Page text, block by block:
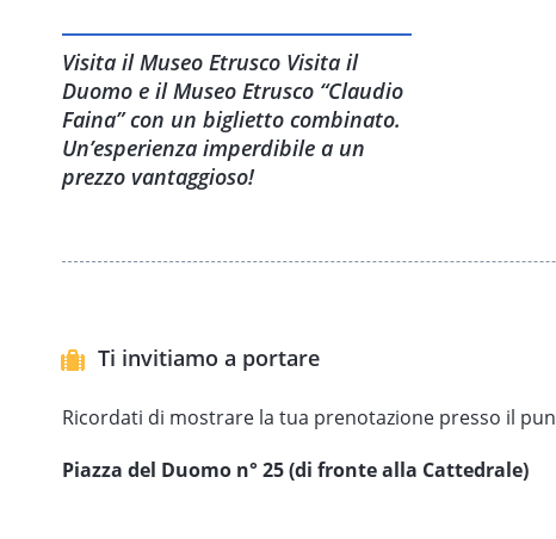
Per leaudioguide, scarica l'App "Opera del
Play
Visita il nostroSitoper tutte le altre informazioni:
Visita il Museo Etrusco Visita il
Duomo e il Museo Etrusco “Claudio
Faina” con un biglietto combinato.
Un’esperienza imperdibile a un
prezzo vantaggioso!
Ti invitiamo a portare
Ricordati di mostrare la tua prenotazione presso il
Piazza del Duomo n° 25 (di fronte alla Cattedrale)